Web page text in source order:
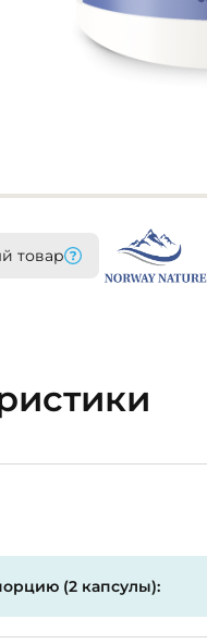
товар
(2 капсулы):